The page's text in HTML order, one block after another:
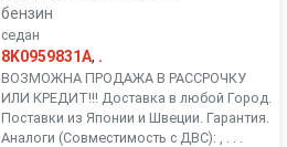
бензин
седан
8K0959831A, .
ВОЗМОЖНА ПРОДАЖА В РАССРОЧКУ
ИЛИ КРЕДИТ!!! Доставка в любой Город.
Поставки из Японии и Швеции. Гарантия.
Аналоги (Совместимость с ДВС): , . . .